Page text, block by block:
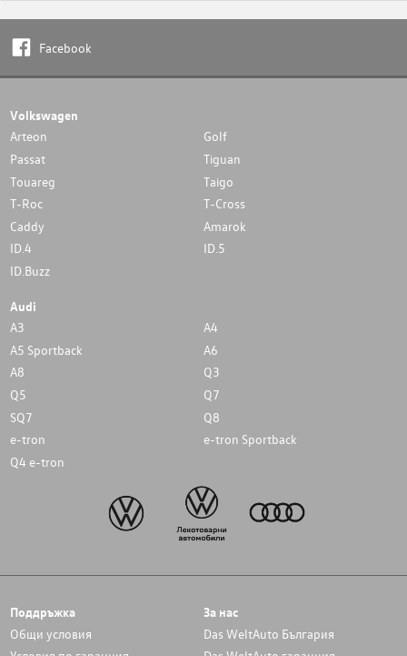
Facebook
Volkswagen
Arteon
Golf
Passat
Tiguan
Touareg
Taigo
T-Roc
T-Cross
Caddy
Amarok
ID.4
ID.5
ID.Buzz
Audi
A3
A4
A5 Sportback
A6
A8
Q3
Q5
Q7
SQ7
Q8
e-tron
e-tron Sportback
Q4 e-tron
Поддръжка
Общи условия
За нас
Das WeltAuto България